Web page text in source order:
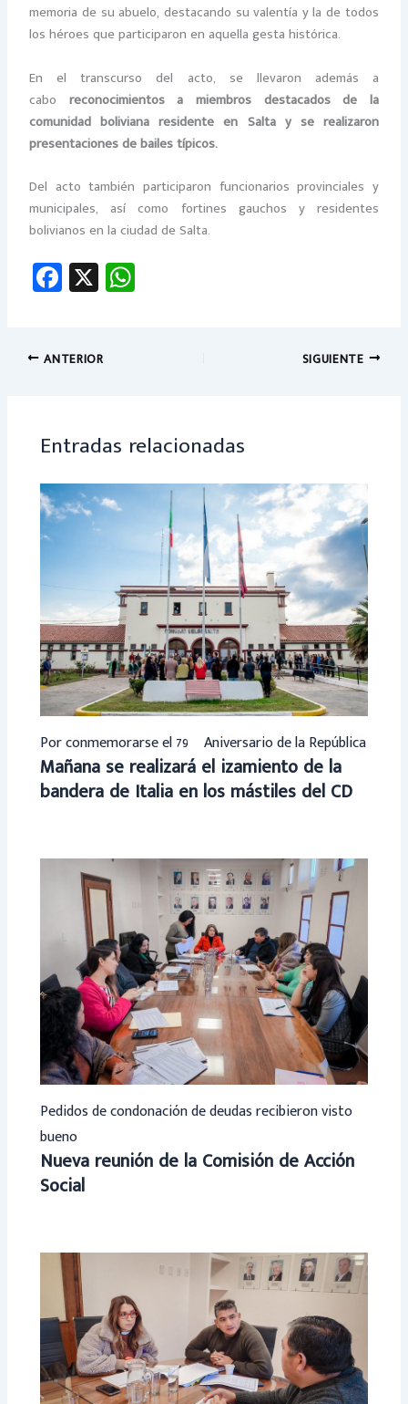
memoria de su abuelo, destacando su valentía y la de todos
los héroes que participaron en aquella gesta histórica.
En el transcurso del acto, se llevaron además a
cabo reconocimientos a miembros destacados de la
comunidad boliviana residente en Salta y se realizaron
presentaciones de bailes típicos.
Del acto también participaron funcionarios provinciales y
municipales, así como fortines gauchos y residentes
bolivianos en la ciudad de Salta.
Fa
ce
o
X
ANTERIOR SIGUIENTE
Entradas relacionadas
Por conmemorarse el 79º Aniversario de la República
Mañana se realizará el izamiento de la
bandera de Italia en los mástiles del CD
Pedidos de condonación de deudas recibieron visto
bueno
Nueva reunión de la Comisión de Acción
Social